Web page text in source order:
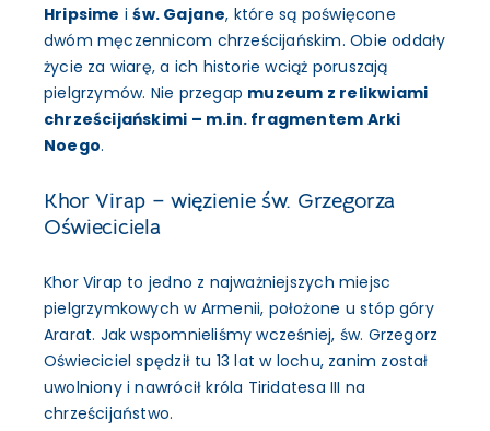
Hripsime iśw. Gajane, które są poświęcone
dwóm męczennicom chrześcijańskim. Obie oddały
życie za wiarę, a ich historie wciąż poruszają
pielgrzymów. Nie przegap muzeum z relikwiami
chrześcijańskimi – m.in. fragmentem Arki
Noego.
Khor Virap – więzienie św. Grzegorza
Oświeciciela
Khor Virap to jedno z najważniejszych miejsc
pielgrzymkowych w Armenii, położone u stóp góry
Ararat. Jak wspomnieliśmy wcześniej, św. Grzegorz
Oświeciciel spędził tu 13 lat w lochu, zanim został
uwolniony i nawrócił króla Tiridatesa III na
chrześcijaństwo.